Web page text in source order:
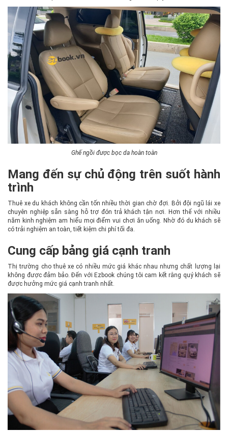
Ghế ngồi được bọc da hoàn toàn
Mang đến sự chủ động trên suốt hành
trình
Thuê xe du khách không cần tốn nhiều thời gian chờ đợi. Bởi đội ngũ lái xe
chuyên nghiệp sẵn sàng hỗ trợ đón trả khách tận nơi. Hơn thế với nhiều
năm kinh nghiệm am hiểu mọi điểm vui chơi ăn uống. Nhờ đó du khách sẽ
có trải nghiệm an toàn, tiết kiệm chi phí tối đa.
Cung cấp bảng giá cạnh tranh
Thị trường cho thuê xe có nhiều mức giá khác nhau nhưng chất lượng lại
không được đảm bảo. Đến với Ezbook chúng tôi cam kết rằng quý khách sẽ
được hưởng mức giá cạnh tranh nhất.